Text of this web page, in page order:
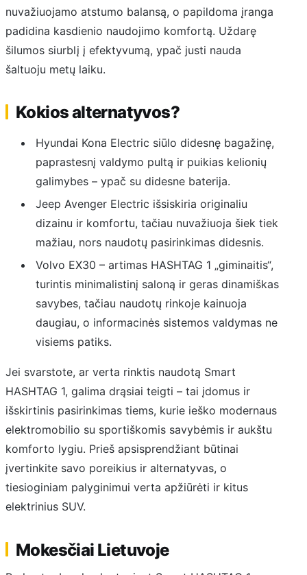
nuvažiuojamo atstumo balansą, o papildoma įranga
padidina kasdienio naudojimo komfortą. Uždarę
šilumos siurblį į efektyvumą, ypač justi nauda
šaltuoju metų laiku.
Kokios alternatyvos?
Hyundai Kona Electric siūlo didesnę bagažinę,
paprastesnį valdymo pultą ir puikias kelionių
galimybes – ypač su didesne baterija.
Jeep Avenger Electric išsiskiria originaliu
dizainu ir komfortu, tačiau nuvažiuoja šiek tiek
mažiau, nors naudotų pasirinkimas didesnis.
Volvo EX30 – artimas HASHTAG 1 „giminaitis“,
turintis minimalistinį saloną ir geras dinamiškas
savybes, tačiau naudotų rinkoje kainuoja
daugiau, o informacinės sistemos valdymas ne
visiems patiks.
Jei svarstote, ar verta rinktis naudotą Smart
HASHTAG 1, galima drąsiai teigti – tai įdomus ir
išskirtinis pasirinkimas tiems, kurie ieško modernaus
elektromobilio su sportiškomis savybėmis ir aukštu
komforto lygiu. Prieš apsisprendžiant būtinai
įvertinkite savo poreikius ir alternatyvas, o
tiesioginiam palyginimui verta apžiūrėti ir kitus
elektrinius SUV.
Mokesčiai Lietuvoje